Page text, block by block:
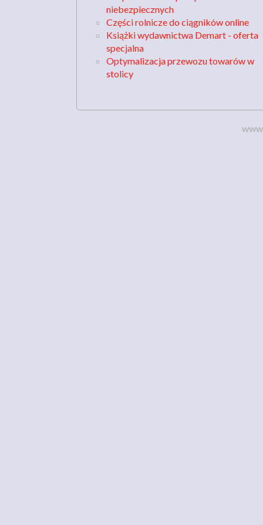
niebezpiecznych
Części rolnicze do ciągników online
Książki wydawnictwa Demart - oferta
specjalna
Optymalizacja przewozu towarów w
stolicy